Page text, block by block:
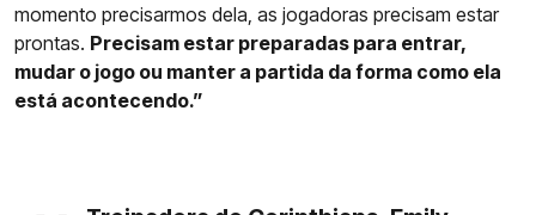
momento precisarmos dela, as jogadoras precisam estar
prontas. Precisam estar preparadas para entrar,
mudar o jogo ou manter a partida da forma como ela
está acontecendo.”